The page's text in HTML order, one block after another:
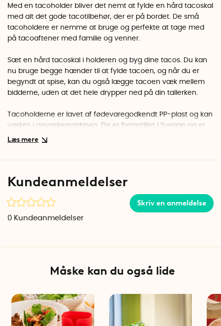
Med en tacoholder bliver det nemt at fylde en hård tacoskal
med alt det gode tacotilbehør, der er på bordet. De små
tacoholdere er nemme at bruge og perfekte at tage med
på tacoaftener med familie og venner.
Sæt en hård tacoskal i holderen og byg dine tacos. Du kan
nu bruge begge hænder til at fylde tacoen, og når du er
begyndt at spise, kan du også lægge tacoen væk mellem
bidderne, uden at det hele drypper ned på din tallerken.
Tacoholderne er lavet af fødevaregodkendt PP-plast og kan
vaskes i opvaskemaskinen. De er fremstillet i Sverige og er
en del af det svenske mærke Jonas of Sweden.
Specifikation
Højde: 5 cm
Materiale: Fødevaregodkendt PP-plast
Kundeanmeldelser
Skriv en anmeldelse
0 Kundeanmeldelser
Måske kan du også lide